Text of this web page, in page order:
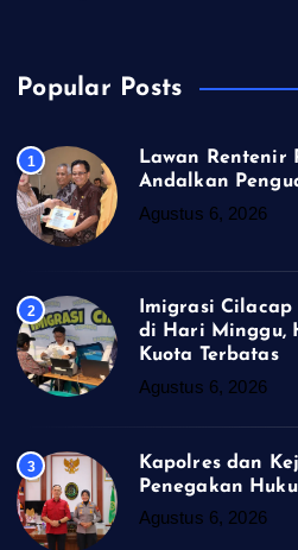
Popular Posts
1
Lawan Rentenir
Andalkan
Agustus 6, 2026
2
Imigrasi Cilacap
di Hari Minggu,
Kuota Terbatas
Agustus 6, 2026
3
Kapolres dan
Penegakan
Agustus 6, 2026